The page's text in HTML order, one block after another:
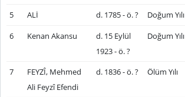
5 ALİ d. 1785 - ö. ? Doğum Yılı
6 Kenan Akansu
d. 15 Eylül
1923 - ö. ?
Doğum Yılı
7
FEYZÎ, Mehmed
Ali Feyzî Efendi
d. 1836 - ö. ? Ölüm Yılı